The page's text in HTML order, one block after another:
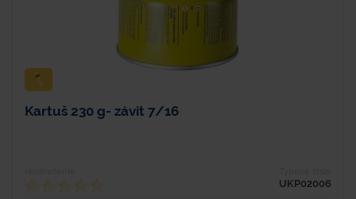
Kartuš 230 g- závit 7/16
UKP02006